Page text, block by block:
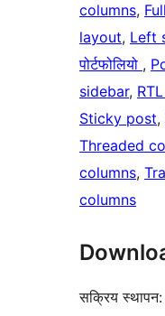
columns,
layout, Left
पोर्टफोलियो ,
sidebar,
Sticky post,
Threaded
columns,
columns
सक्रिय स्थापन: